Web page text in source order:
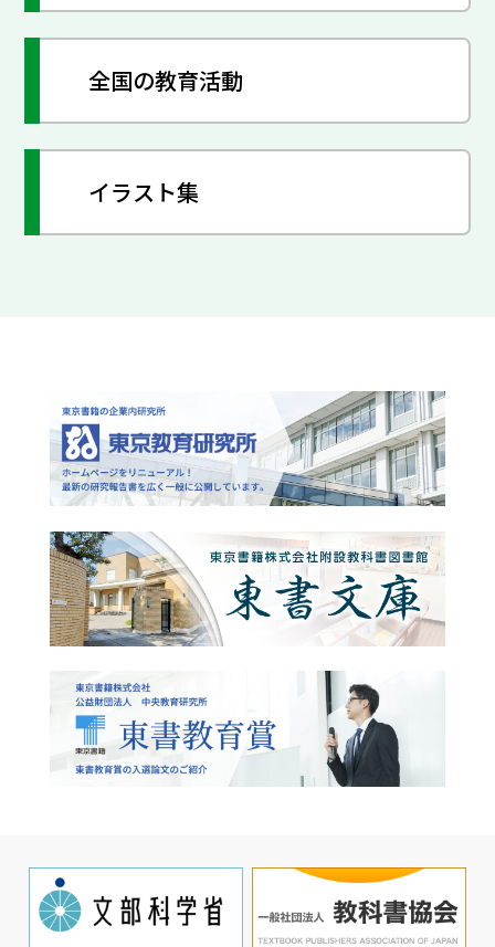
全国の教育活動
イラスト集